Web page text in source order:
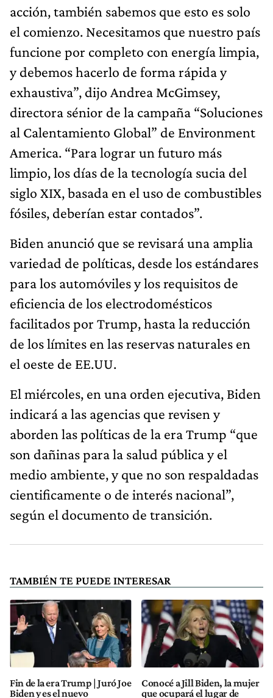
acción, también sabemos que esto es solo
el comienzo. Necesitamos que nuestro país
funcione por completo con energía limpia,
y debemos hacerlo de forma rápida y
exhaustiva”, dijo Andrea McGimsey,
directora sénior de la campaña “Soluciones
al Calentamiento Global” de Environment
America. “Para lograr un futuro más
limpio, los días de la tecnología sucia del
siglo XIX, basada en el uso de combustibles
fósiles, deberían estar contados”.
Biden anunció que se revisará una amplia
variedad de políticas, desde los estándares
para los automóviles y los requisitos de
eficiencia de los electrodomésticos
facilitados por Trump, hasta la reducción
de los límites en las reservas naturales en
el oeste de EE.UU.
El miércoles, en una orden ejecutiva, Biden
indicará a las agencias que revisen y
aborden las políticas de la era Trump “que
son dañinas para la salud pública y el
medio ambiente, y que no son respaldadas
cientificamente o de interés nacional”,
según el documento de transición.
TAMBIÉN TE PUEDE INTERESAR
Fin de la era Trump | Juró Joe
Biden y es el nuevo
Conocé a Jill Biden, la mujer
que ocupará el lugar de